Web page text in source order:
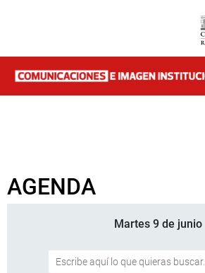
AGENDA
Martes 9 de junio